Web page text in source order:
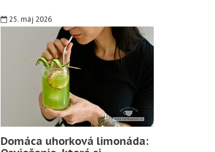
25. máj 2026
Domáca uhorková limonáda: